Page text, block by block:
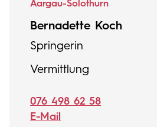
Aargau-Solothurn
Bernadette Koch
Springerin
Vermittlung
076 498 62 58
E-Mail